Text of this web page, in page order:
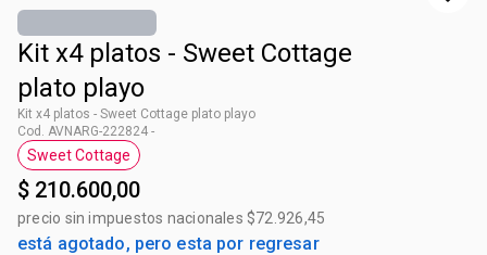
Kit x4 platos - Sweet Cottage
plato playo
Kit x4 platos - Sweet Cottage plato playo
Cod. AVNARG-222824 -
Etiqueta Sweet Cottage
Sweet Cottage
$ 210.600,00
precio sin impuestos nacionales $72.926,45
está agotado, pero esta por regresar